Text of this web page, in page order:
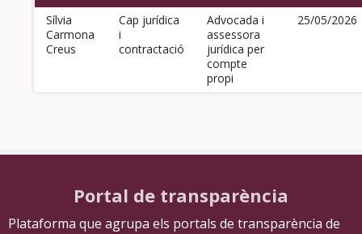
Sílvia
Carmona
Creus
Cap jurídica
i
contractació
Advocada i
assessora
jurídica per
compte
propi
25/05/2026
Portal de transparència
Plataforma que agrupa els portals de transparència de